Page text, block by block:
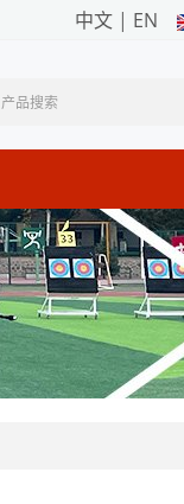
中文 | EN